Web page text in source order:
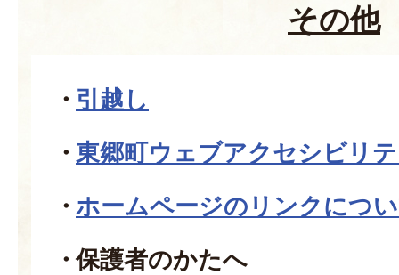
その他
引越し
東郷町ウェブアクセシビリ
ホームページのリンクにつ
保護者のかたへ